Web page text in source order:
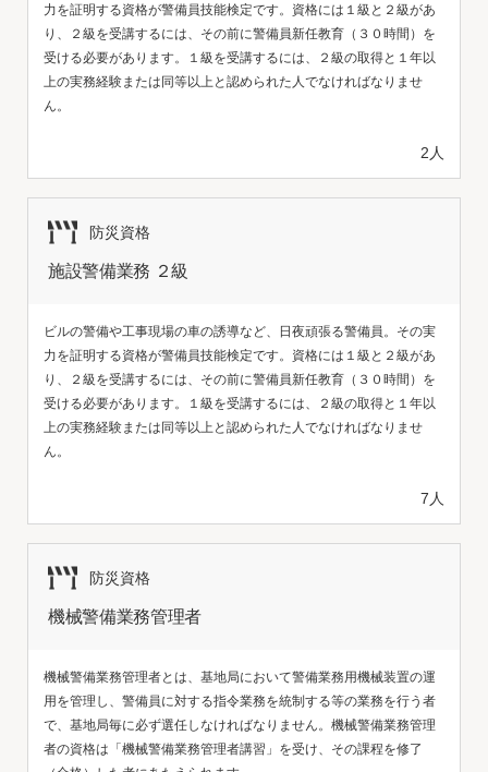
力を証明する資格が警備員技能検定です。資格には１級と２級があ
り、２級を受講するには、その前に警備員新任教育（３０時間）を
受ける必要があります。１級を受講するには、２級の取得と１年以
上の実務経験または同等以上と認められた人でなければなりませ
ん。
2人
防災資格
施設警備業務 ２級
ビルの警備や工事現場の車の誘導など、日夜頑張る警備員。その実
力を証明する資格が警備員技能検定です。資格には１級と２級があ
り、２級を受講するには、その前に警備員新任教育（３０時間）を
受ける必要があります。１級を受講するには、２級の取得と１年以
上の実務経験または同等以上と認められた人でなければなりませ
ん。
7人
防災資格
機械警備業務管理者
機械警備業務管理者とは、基地局において警備業務用機械装置の運
用を管理し、警備員に対する指令業務を統制する等の業務を行う者
で、基地局毎に必ず選任しなければなりません。機械警備業務管理
者の資格は「機械警備業務管理者講習」を受け、その課程を修了